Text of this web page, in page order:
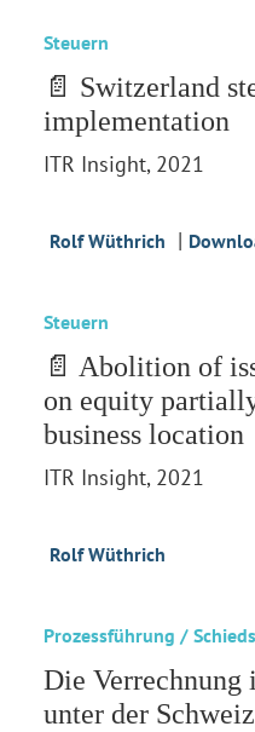
Steuern
📄 Switzerland
implementation
ITR Insight, 2021
Rolf Wüthrich |
Steuern
📄 Abolition of
on equity
business location
ITR Insight, 2021
Rolf Wüthrich
Prozessführung /
Die
unter der